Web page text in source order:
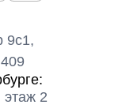
9с1,
2